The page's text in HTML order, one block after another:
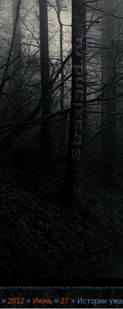
» 2012 » Июнь » 27 » Истории